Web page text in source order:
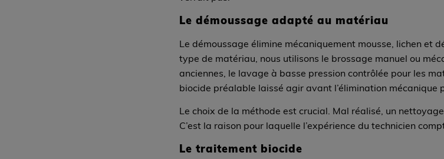
Le démoussage adapté au matériau
Le démoussage élimine mécaniquement mousse, lichen et
type de matériau, nous utilisons le brossage manuel ou
anciennes, le lavage à basse pression contrôlée pour les
biocide préalable laissé agir avant l’élimination mécanique
Le choix de la méthode est crucial. Mal réalisé, un
C’est la raison pour laquelle l’expérience du technicien
Le traitement biocide